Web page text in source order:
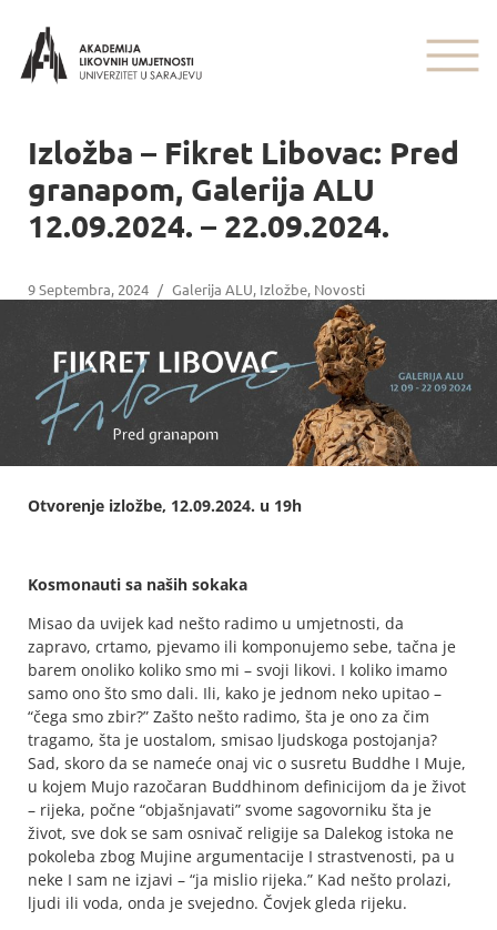
Izložba – Fikret Libovac: Pred
granapom, Galerija ALU
12.09.2024. – 22.09.2024.
9 Septembra, 2024 / Galerija ALU, Izložbe, Novosti
Otvorenje izložbe, 12.09.2024. u 19h
Kosmonauti sa naših sokaka
Misao da uvijek kad nešto radimo u umjetnosti, da
zapravo, crtamo, pjevamo ili komponujemo sebe, tačna je
barem onoliko koliko smo mi – svoji likovi. I koliko imamo
samo ono što smo dali. Ili, kako je jednom neko upitao –
“čega smo zbir?” Zašto nešto radimo, šta je ono za čim
tragamo, šta je uostalom, smisao ljudskoga postojanja?
Sad, skoro da se nameće onaj vic o susretu Buddhe I Muje,
u kojem Mujo razočaran Buddhinom definicijom da je život
– rijeka, počne “objašnjavati” svome sagovorniku šta je
život, sve dok se sam osnivač religije sa Dalekog istoka ne
pokoleba zbog Mujine argumentacije I strastvenosti, pa u
neke I sam ne izjavi – “ja mislio rijeka.” Kad nešto prolazi,
ljudi ili voda, onda je svejedno. Čovjek gleda rijeku.